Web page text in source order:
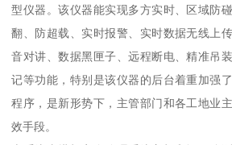
型仪器。该仪器能实现多方实时、区域防
翻、防超载、实时报警、实时数据无线上
音对讲、数据黑匣子、远程断电、精准吊
记等功能，特别是该仪器的后台着重加强
程序，是新形势下，主管部门和各工地业
效手段。